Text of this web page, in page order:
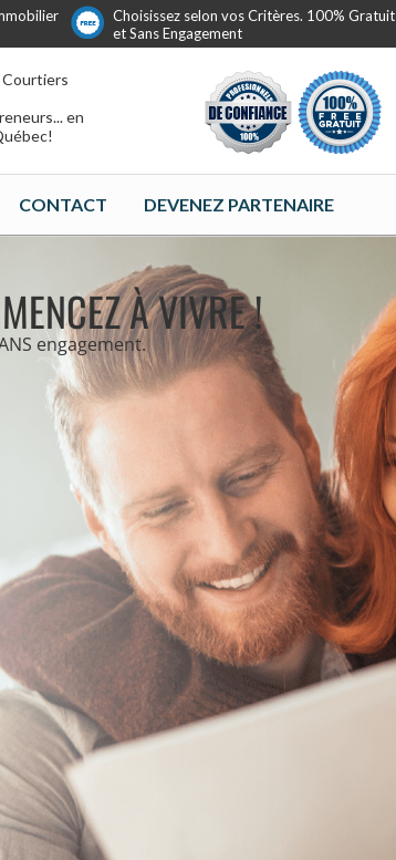
Choisissez selon vos Critères. 100% Gratuit
et Sans Engagement
Courtiers
en
CONTACT DEVENEZ PARTENAIRE
À VIVRE !
engagement.